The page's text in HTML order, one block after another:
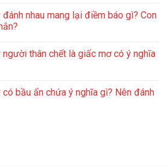
đánh nhau mang lại điềm báo gì? Con
người thân chết là giấc mơ có ý nghĩa
có bầu ẩn chứa ý nghĩa gì? Nên đánh